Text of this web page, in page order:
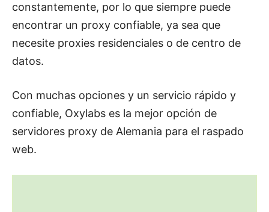
constantemente, por lo que siempre puede
encontrar un proxy confiable, ya sea que
necesite proxies residenciales o de centro de
datos.
Con muchas opciones y un servicio rápido y
confiable, Oxylabs es la mejor opción de
servidores proxy de Alemania para el raspado
web.